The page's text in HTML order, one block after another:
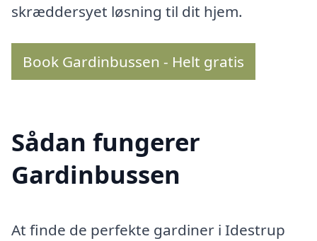
skræddersyet løsning til dit hjem.
Book Gardinbussen - Helt gratis
Sådan fungerer
Gardinbussen
At finde de perfekte gardiner i Idestrup